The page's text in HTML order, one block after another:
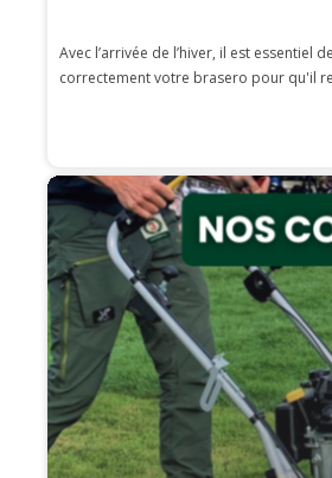
Avec l’arrivée de l’hiver, il est essentiel
correctement votre brasero pour qu'il